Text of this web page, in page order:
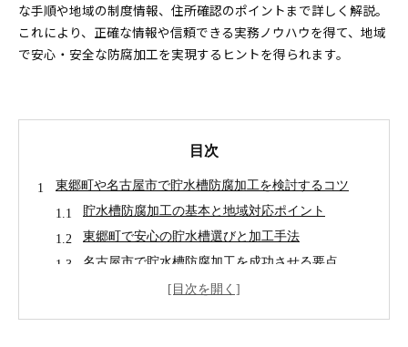
な手順や地域の制度情報、住所確認のポイントまで詳しく解説。
これにより、正確な情報や信頼できる実務ノウハウを得て、地域
で安心・安全な防腐加工を実現するヒントを得られます。
目次
東郷町や名古屋市で貯水槽防腐加工を検討するコツ
貯水槽防腐加工の基本と地域対応ポイント
東郷町で安心の貯水槽選びと加工手法
名古屋市で貯水槽防腐加工を成功させる要点
貯水槽の適切な防腐処理と業者選定の基準